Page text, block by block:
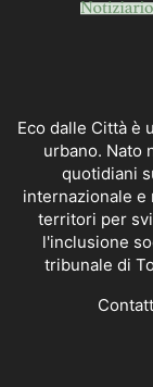
Eco dalle Città è
urbano. Nato
quotidiani
internazionale e
territori per
l'inclusione
tribunale di